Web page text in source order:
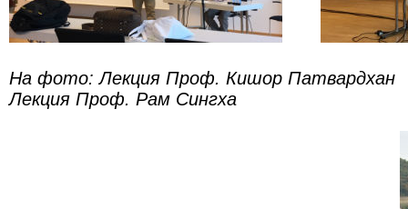
На фото: Лекция Проф. Кишор
Лекция Проф. Рам Сингха